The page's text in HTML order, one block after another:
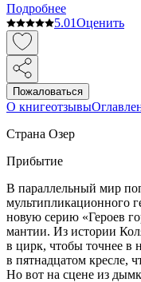
Подробнее
5.01Оценить
Пожаловаться
О книгеотзывы
Страна Озер
Прибытие
В параллельный мир
мультипликационного
новую серию «Героев
мантии. Из истории
в цирк, чтобы точнее в
в пятнадцатом кресле,
Но вот на сцене из